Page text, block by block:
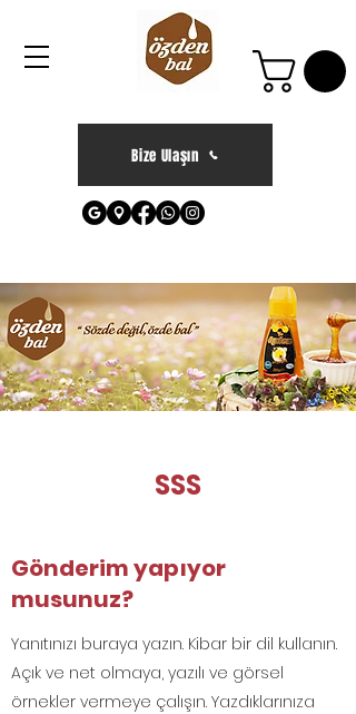
Bize Ulaşın
SSS
Gönderim yapıyor
musunuz?
Yanıtınızı buraya yazın. Kibar bir dil kullanın.
Açık ve net olmaya, yazılı ve görsel
örnekler vermeye çalışın. Yazdıklarınıza